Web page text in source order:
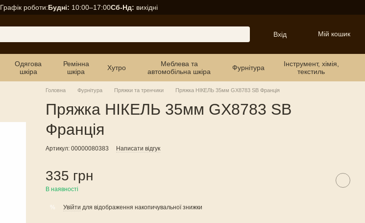
Графік роботи:Будні: 10:00–17:00Сб-Нд: вихідні
Вхід Мій кошик
Одягова
шкіра
Ремінна
шкіра
Хутро
Меблева та
автомобільна шкіра
Фурнітура
Інструмент, хімія,
текстиль
Головна Фурнітура Пряжки та тренчики Пряжка НІКЕЛЬ 35мм GX8783 SB Франція
Пряжка НІКЕЛЬ 35мм GX8783 SB
Франція
Артикул: 00000080383 Написати відгук
335 грн
В наявності
% Увійти для відображення накопичувальної знижки